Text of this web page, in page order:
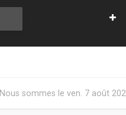
Nous sommes le ven. 7 août